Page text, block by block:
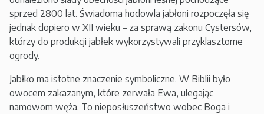
sprzed 2800 lat. Świadoma hodowla jabłoni rozpoczęła się
jednak dopiero w XII wieku – za sprawą zakonu Cystersów,
którzy do produkcji jabłek wykorzystywali przyklasztorne
ogrody.
Jabłko ma istotne znaczenie symboliczne. W Biblii było
owocem zakazanym, które zerwała Ewa, ulegając
namowom węża. To nieposłuszeństwo wobec Boga i